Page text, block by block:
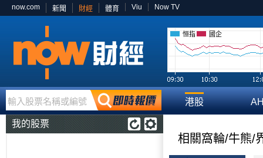
now.com 新聞 財經 體育 Viu Now TV
恒指 國企
輸入股票名稱或編號 港股
我的股票
相關窩輪/牛熊/